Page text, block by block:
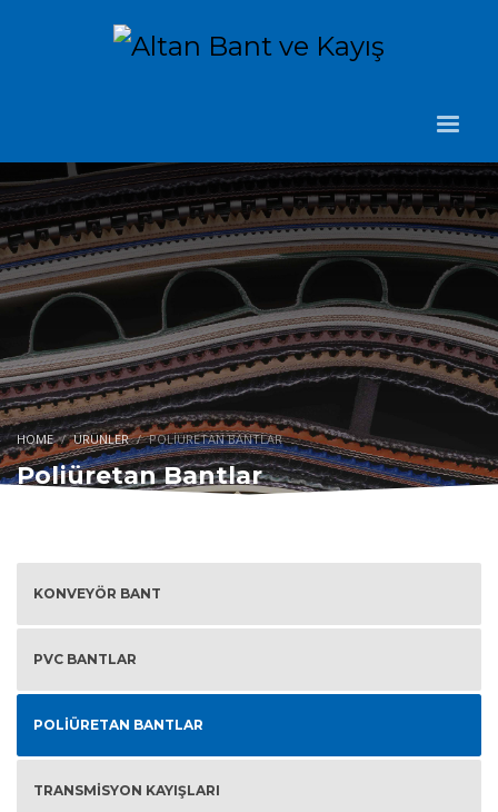
HOME ÜRÜNLER POLIÜRETAN BANTLAR
Poliüretan Bantlar
KONVEYÖR BANT
PVC BANTLAR
POLIÜRETAN BANTLAR
TRANSMISYON KAYIŞLARI